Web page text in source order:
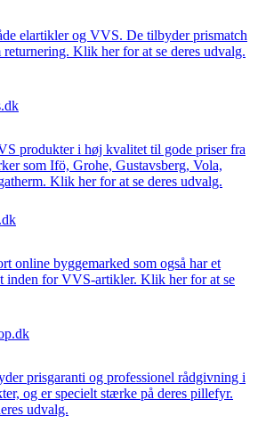
elartikler og VVS. De tilbyder prismatch
Klik her for at se deres udvalg.
produkter i høj kvalitet til gode priser fra
som Ifö, Grohe, Gustavsberg, Vola,
Klik her for at se deres udvalg.
online byggemarked som også har et
inden for VVS-artikler. Klik her for at se
prisgaranti og professionel rådgivning i
og er specielt stærke på deres pillefyr.
udvalg.